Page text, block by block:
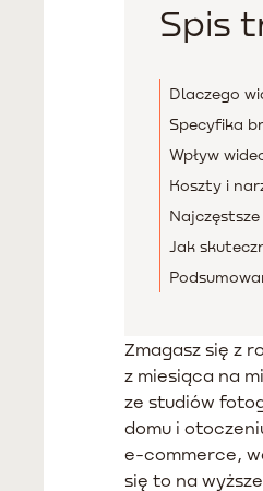
Spis
Dlaczego
Specyfika
Wpływ
Koszty i
Jak
Zmagasz się z
z miesiąca na
ze studiów
domu i
e-commerce,
się to na